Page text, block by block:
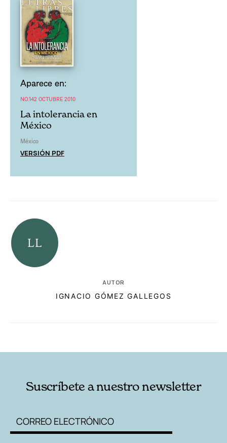
Aparece en:
NO.142 OCTUBRE 2010
La intolerancia en
México
México
VERSIÓN PDF
AUTOR
IGNACIO GÓMEZ GALLEGOS
Suscríbete a nuestro newsletter